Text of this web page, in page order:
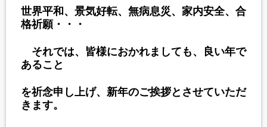
世界平和、景気好転、無病息災、家内安全、合
格祈願・・・
それでは、皆様におかれましても、良い年で
あること
を祈念申し上げ、新年のご挨拶とさせていただ
きます。